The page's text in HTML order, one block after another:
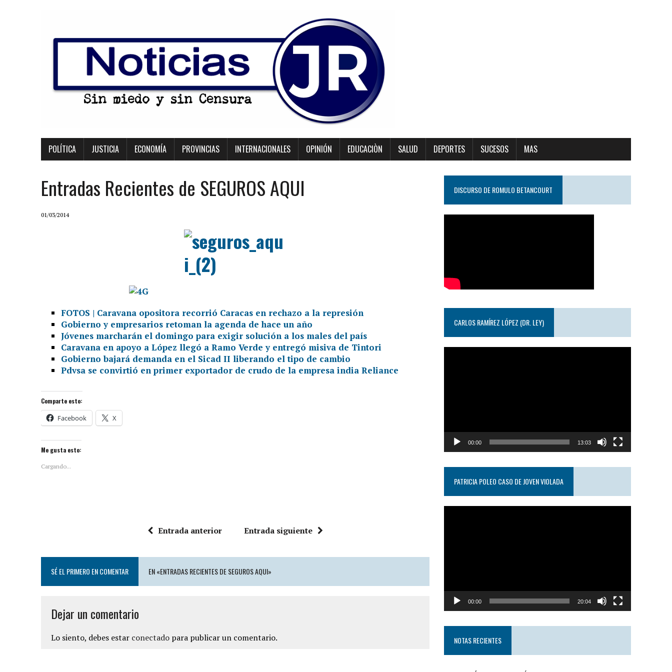
POLÍTICA JUSTICIA ECONOMÍA PROVINCIAS INTERNACIONALES OPINIÓN EDUCACIÒN SALUD DEPORTES SUCESOS MAS
Entradas Recientes de SEGUROS AQUI
01/03/2014
FOTOS | Caravana opositora recorrió Caracas en rechazo a la represión
Gobierno y empresarios retoman la agenda de hace un año
Jóvenes marcharán el domingo para exigir solución a los males del país
Caravana en apoyo a López llegó a Ramo Verde y entregó misiva de Tintori
Gobierno bajará demanda en el Sicad II liberando el tipo de cambio
Pdvsa se convirtió en primer exportador de crudo de la empresa india Reliance
Comparte esto:
Facebook X
Me gusta esto:
Cargando...
Entrada anterior Entrada siguiente
SÉ EL PRIMERO EN COMENTAR EN «ENTRADAS RECIENTES DE SEGUROS AQUI»
Dejar un comentario
Lo siento, debes estar conectado para publicar un comentario.
DISCURSO DE ROMULO BETANCOURT
CARLOS RAMÍREZ LÓPEZ (DR. LEY)
00:00 13:03
PATRICIA POLEO CASO DE JOVEN VIOLADA
00:00 20:04
NOTAS RECIENTES